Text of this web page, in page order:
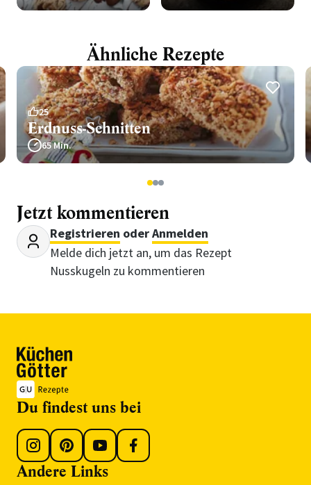
Ähnliche Rezepte
25
Erdnuss-Schnitten
65 Min.
123
Jetzt kommentieren
Registrieren oderAnmelden
Melde dich jetzt an, um das Rezept
Nusskugeln zu kommentieren
Du findest uns bei
Andere Links